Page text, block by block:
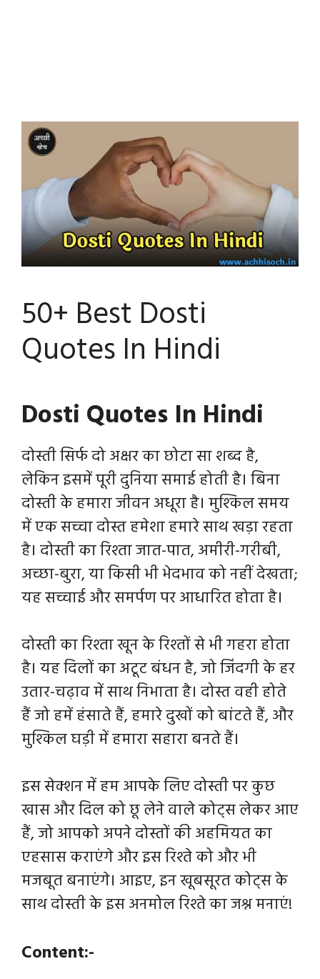
50+ Best Dosti
Quotes In Hindi
Dosti Quotes In Hindi
दोस्ती सिर्फ दो अक्षर का छोटा सा शब्द है,
लेकिन इसमें पूरी दुनिया समाई होती है। बिना
दोस्ती के हमारा जीवन अधूरा है। मुश्किल समय
में एक सच्चा दोस्त हमेशा हमारे साथ खड़ा रहता
है। दोस्ती का रिश्ता जात-पात, अमीरी-गरीबी,
अच्छा-बुरा, या किसी भी भेदभाव को नहीं देखता;
यह सच्चाई और समर्पण पर आधारित होता है।
दोस्ती का रिश्ता खून के रिश्तों से भी गहरा होता
है। यह दिलों का अटूट बंधन है, जो जिंदगी के हर
उतार-चढ़ाव में साथ निभाता है। दोस्त वही होते
हैं जो हमें हंसाते हैं, हमारे दुखों को बांटते हैं, और
मुश्किल घड़ी में हमारा सहारा बनते हैं।
इस सेक्शन में हम आपके लिए दोस्ती पर कुछ
खास और दिल को छू लेने वाले कोट्स लेकर आए
हैं, जो आपको अपने दोस्तों की अहमियत का
एहसास कराएंगे और इस रिश्ते को और भी
मजबूत बनाएंगे। आइए, इन खूबसूरत कोट्स के
साथ दोस्ती के इस अनमोल रिश्ते का जश्न मनाएं!
Content:-